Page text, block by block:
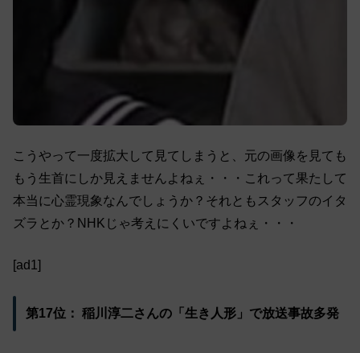
こうやって一度拡大して見てしまうと、元の画像を見ても
もう生首にしか見えませんよねぇ・・・これって果たして
本当に心霊現象なんでしょうか？それともスタッフのイタ
ズラとか？NHKじゃ考えにくいですよねぇ・・・
[ad1]
第17位： 稲川淳二さんの「生き人形」で放送事故多発